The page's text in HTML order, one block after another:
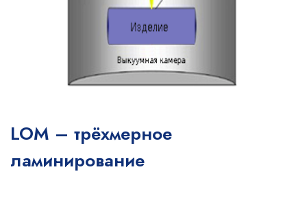
LOM – трёхмерное
ламинирование